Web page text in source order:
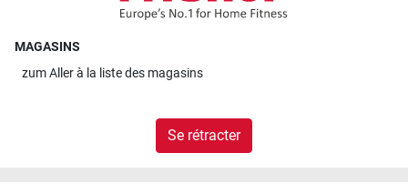
MAGASINS
zumAller à la liste des magasins
Se rétracter